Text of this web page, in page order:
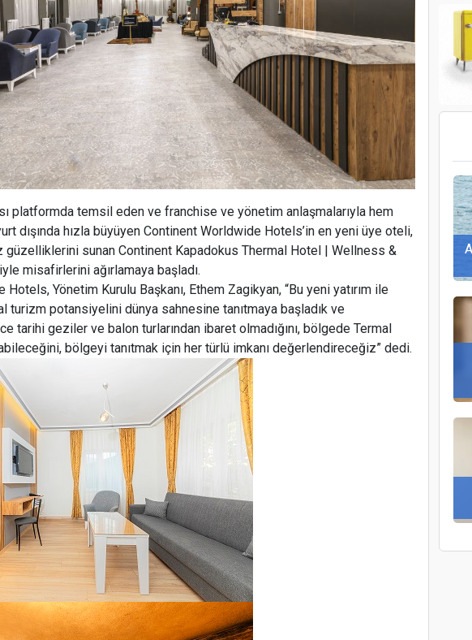
platformda temsil eden ve franchise ve yönetim anlaşmalarıyla hem
dışında hızla büyüyen Continent Worldwide Hotels’in en yeni üye oteli,
güzelliklerini sunan Continent Kapadokus Thermal Hotel | Wellness &
misafirlerini ağırlamaya başladı.
Yönetim Kurulu Başkanı, Ethem Zagikyan, “Bu yeni yatırım ile
turizm potansiyelini dünya sahnesine tanıtmaya başladık ve
tarihi geziler ve balon turlarından ibaret olmadığını, bölgede Termal
bölgeyi tanıtmak için her türlü imkanı değerlendireceğiz” dedi.